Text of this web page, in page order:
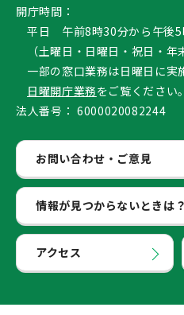
開庁時間：
平日 午前8時30分から午後5
（土曜日・日曜日・祝日・年
一部の窓口業務は日曜日に実
日曜開庁業務をご覧ください。
法人番号： 6000020082244
お問い合わせ・ご意見
情報が見つからないときは？
アクセス